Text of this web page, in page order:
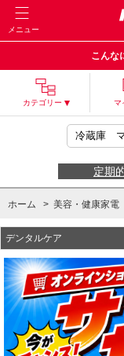
メニュー
こんな
カテゴリー マ
定期
ホーム > 美容・健康家電
デンタルケア